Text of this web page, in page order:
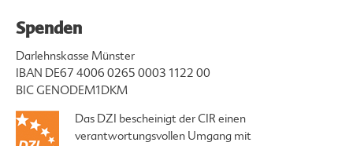
Spenden
Darlehnskasse Münster
IBAN DE67 4006 0265 0003 1122 00
BIC GENODEM1DKM
Das DZI bescheinigt der CIR einen
verantwortungsvollen Umgang mit